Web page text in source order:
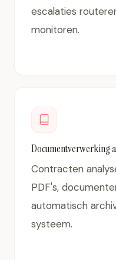
escalaties
monitoren.
Documentverwerking
Contracten
PDF's,
automatisch
systeem.